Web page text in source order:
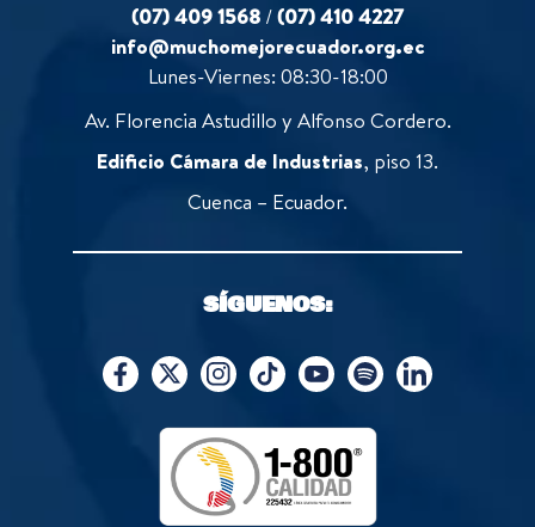
(07) 409 1568 /(07) 410 4227
info@muchomejorecuador.org.ec
Lunes-Viernes: 08:30-18:00
Av. Florencia Astudillo y Alfonso Cordero.
Edificio Cámara de Industrias, piso 13.
Cuenca – Ecuador.
SÍGUENOS: